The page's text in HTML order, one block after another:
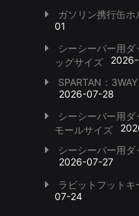
ガソリン携行缶ホ
01
シーシーバー用
ッグサイズ
SPARTAN：
2026-07-28
シーシーバー用
モールサイズ
シーシーバー用
2026-07-27
ラビットフットキ
07-24